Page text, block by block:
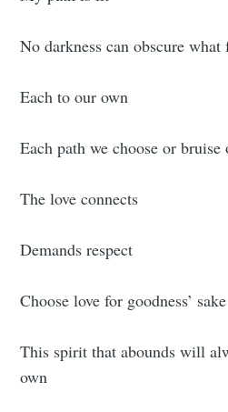
No darkness can obscure what
Each to our own
Each path we choose or
The love connects
Demands respect
Choose love for goodness’ sake
This spirit that abounds will
own